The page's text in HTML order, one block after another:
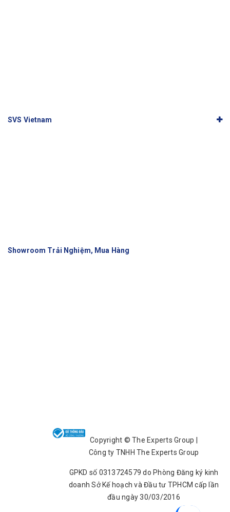
SVS Vietnam
Showroom Trải Nghiệm, Mua Hàng
Copyright ©️ The Experts Group |
Công ty TNHH The Experts Group
GPKD số 0313724579 do Phòng Đăng ký kinh
doanh Sở Kế hoạch và Đầu tư TPHCM cấp lần
đầu ngày 30/03/2016